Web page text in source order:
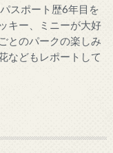
スポート歴6年目を
キー、ミニーが大好
とのパークの楽しみ
などもレポートして